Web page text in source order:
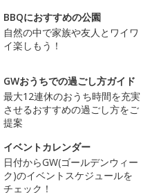
BBQにおすすめの公園
自然の中で家族や友人とワイワ
イ楽しもう！
GWおうちでの過ごし方ガイド
最大12連休のおうち時間を充実
させるおすすめの過ごし方をご
提案
イベントカレンダー
日付からGW(ゴールデンウィー
ク)のイベントスケジュールを
チェック！